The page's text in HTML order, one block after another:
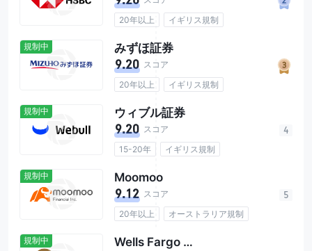
シンガポール規制
手数料なし
休眠口座手数料0%
20年以上
イギリス規制
アメリカ合衆国規制
総ユーザー数39M
規制中 みずほ証券
9.20 スコア
20年以上
イギリス規制
日本規制
シンガポール規制
総ユーザー数1.69M
規制中 ウィブル証券
9.20 スコア
15-20年
イギリス規制
アメリカ合衆国規制
日本規制
シンガポール規制
南アフリカ規制
タイ規制
カナダ規制
信託資産$28B
総ユーザー数13M
4
規制中 Moomoo
9.12 スコア
20年以上
オーストラリア規制
シンガポール規制
5
規制中 Wells Fargo Advisors